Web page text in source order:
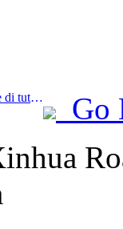
Prev:La deviazione del traffico da parte di tutti i media aiuta i vecchi negozi a ringiovanire e crea un nuovo modello di 'zero ramp-up'
Go